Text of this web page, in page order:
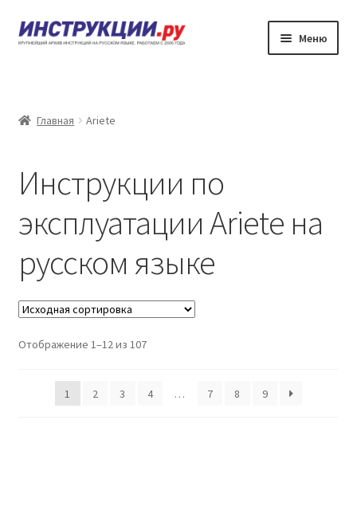
Перейти
к
Перейти
к
Меню
Каталог инструкций по эксплуатации
Личный кабинет
Главная Ariete
Инструкции по
эксплуатации Ariete на
русском языке
Отображение 1–12 из 107
1 2 3 4 … 7 8 9